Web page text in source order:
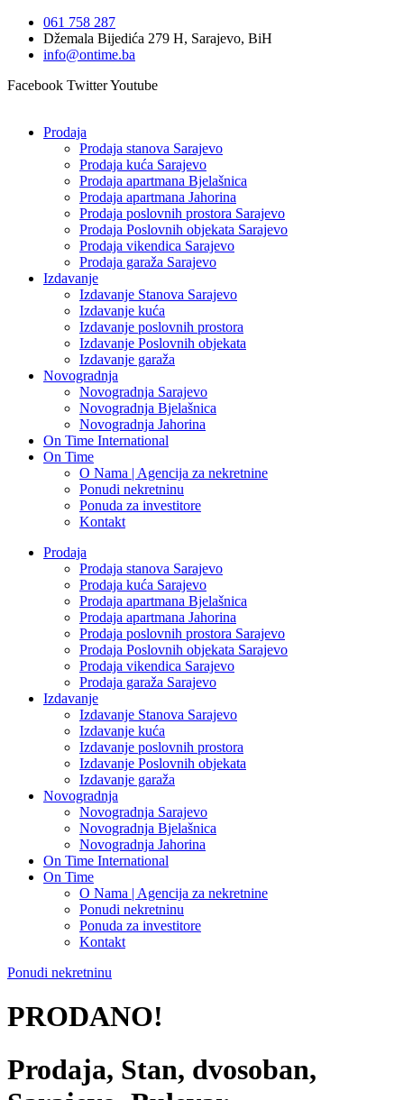
sadržaj
061 758 287
Džemala Bijedića 279 H, Sarajevo, BiH
info@ontime.ba
Facebook TwitterYoutube
Prodaja
Prodaja stanova Sarajevo
Prodaja kuća Sarajevo
Prodaja apartmana Bjelašnica
Prodaja apartmana Jahorina
Prodaja poslovnih prostora Sarajevo
Prodaja Poslovnih objekata Sarajevo
Prodaja vikendica Sarajevo
Prodaja garaža Sarajevo
Izdavanje
Izdavanje Stanova Sarajevo
Izdavanje kuća
Izdavanje poslovnih prostora
Izdavanje Poslovnih objekata
Izdavanje garaža
Novogradnja
Novogradnja Sarajevo
Novogradnja Bjelašnica
Novogradnja Jahorina
On Time International
On Time
O Nama | Agencija za nekretnine
Ponudi nekretninu
Ponuda za investitore
Kontakt
Prodaja
Prodaja stanova Sarajevo
Prodaja kuća Sarajevo
Prodaja apartmana Bjelašnica
Prodaja apartmana Jahorina
Prodaja poslovnih prostora Sarajevo
Prodaja Poslovnih objekata Sarajevo
Prodaja vikendica Sarajevo
Prodaja garaža Sarajevo
Izdavanje
Izdavanje Stanova Sarajevo
Izdavanje kuća
Izdavanje poslovnih prostora
Izdavanje Poslovnih objekata
Izdavanje garaža
Novogradnja
Novogradnja Sarajevo
Novogradnja Bjelašnica
Novogradnja Jahorina
On Time International
On Time
O Nama | Agencija za nekretnine
Ponudi nekretninu
Ponuda za investitore
Kontakt
Ponudi nekretninu
PRODANO!
Prodaja, Stan, dvosoban,